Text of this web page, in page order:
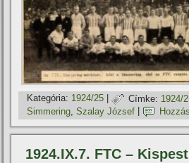
Kategória: 1924/25 | Címke: 1924/
Simmering ,Szalay József
1924.IX.7. FTC –